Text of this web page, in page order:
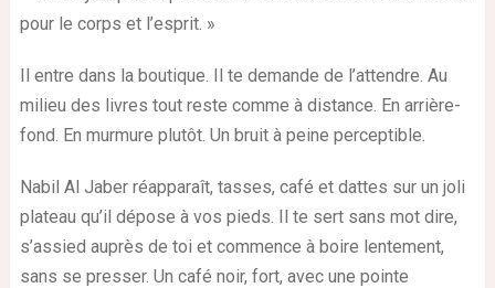
pour le corps et l’esprit. »
Il entre dans la boutique. Il te demande de l’attendre. Au
milieu des livres tout reste comme à distance. En arrière-
fond. En murmure plutôt. Un bruit à peine perceptible.
Nabil Al Jaber réapparaît, tasses, café et dattes sur un joli
plateau qu’il dépose à vos pieds. Il te sert sans mot dire,
s’assied auprès de toi et commence à boire lentement,
sans se presser. Un café noir, fort, avec une pointe